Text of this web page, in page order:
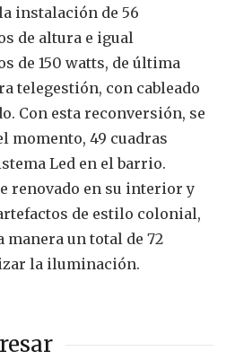
instalación de 56
de altura e igual
de 150 watts, de última
telegestión, con cableado
Con esta reconversión, se
momento, 49 cuadras
Led en el barrio.
renovado en su interior y
de estilo colonial,
manera un total de 72
la iluminación.